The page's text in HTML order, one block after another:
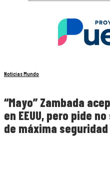
Noticias Mundo
“Mayo” Zambada
en EEUU, pero pide
de máxima seguridad